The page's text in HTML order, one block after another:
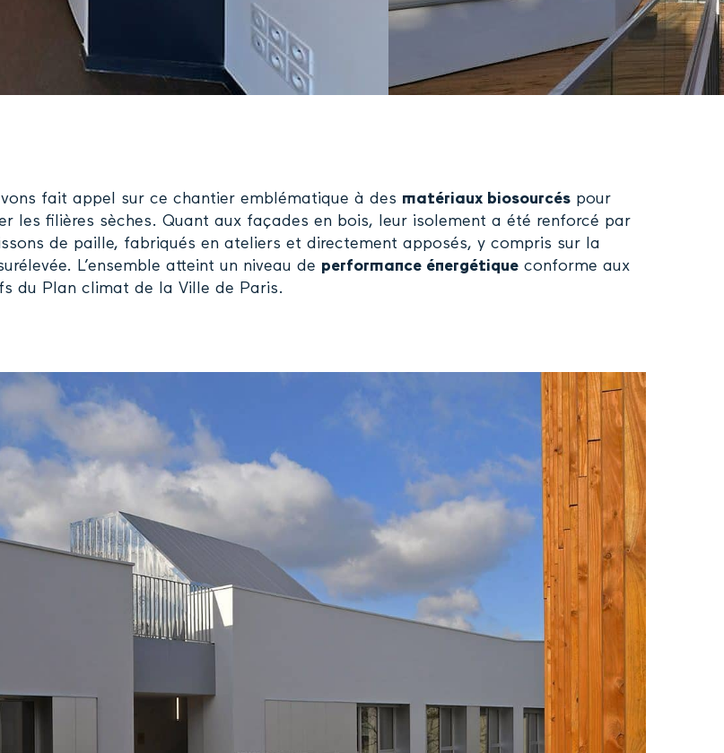
fait appel sur ce chantier emblématique à des matériaux biosourcéspour
les filières sèches. Quant aux façades en bois, leur isolement a été renforcé par
de paille, fabriqués en ateliers et directement apposés, y compris sur la
L’ensemble atteint un niveau de performance énergétiqueconforme aux
du Plan climat de la Ville de Paris.